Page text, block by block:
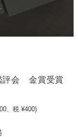
会 金賞受賞
、税 ¥400)